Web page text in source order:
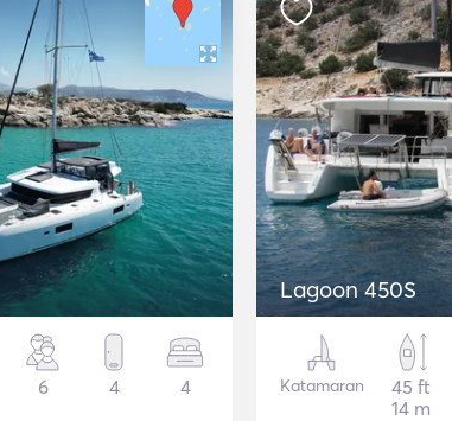
6 4 4
Lagoon 450S
Katamaran
45 ft
14 m